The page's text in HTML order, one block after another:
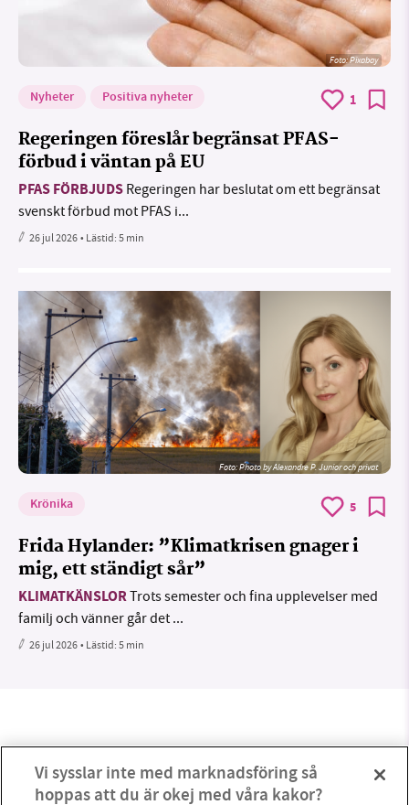
Foto:Pixabay
Nyheter Positiva nyheter 1
Regeringen föreslår begränsat PFAS-
förbud i väntan på EU
PFAS FÖRBJUDS Regeringen har beslutat om ett begränsat
svenskt förbud mot PFAS i...
26 jul 2026• Lästid:5 min
Foto:Photo by Alexandre P. Junior och privat
Krönika 5
Frida Hylander: ”Klimatkrisen gnager i
mig, ett ständigt sår”
KLIMATKÄNSLORTrots semester och fina upplevelser med
familj och vänner går det ...
26 jul 2026• Lästid:5 min
Vi sysslar inte med marknadsföring så
hoppas att du är okej med våra kakor?